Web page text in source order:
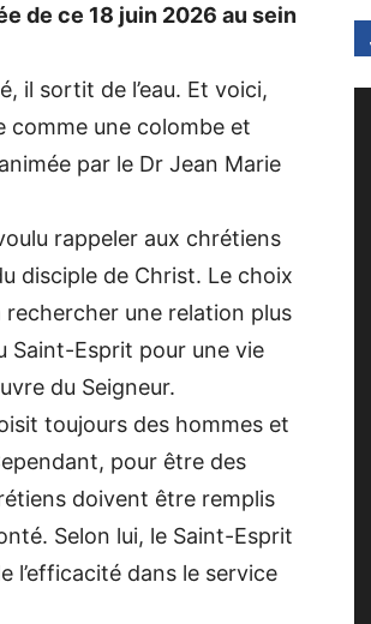
de ce 18 juin 2026 au sein
il sortit de l’eau. Et voici,
comme une colombe et
par le Dr Jean Marie
rappeler aux chrétiens
disciple de Christ. Le choix
rechercher une relation plus
Saint-Esprit pour une vie
du Seigneur.
toujours des hommes et
pour être des
doivent être remplis
Selon lui, le Saint-Esprit
l’efficacité dans le service